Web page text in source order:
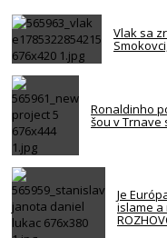
Vlak sa
Ronaldinho
šou v Trnave
Je
islame a